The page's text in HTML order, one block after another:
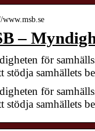
www.msb.se
–
för
stödja samhällets
för
stödja samhällets